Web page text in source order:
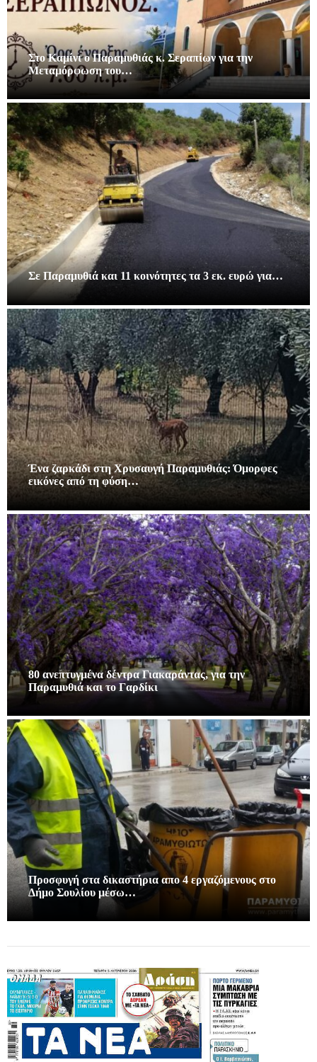
Στο Καμίνι ο Παραμυθιάς κ. Σεραπίων για την
Μεταμόρφωση του…
Σε Παραμυθιά και 11 κοινότητες τα 3 εκ. ευρώ για…
Ένα ζαρκάδι στη Χρυσαυγή Παραμυθιάς: Όμορφες
εικόνες από τη φύση…
80 ανεπτυγμένα δέντρα Γιακαράντας, για την
Παραμυθιά και το Γαρδίκι
Προσφυγή στα δικαστήρια απο 4 εργαζόμενους στο
Δήμο Σουλίου μέσω…